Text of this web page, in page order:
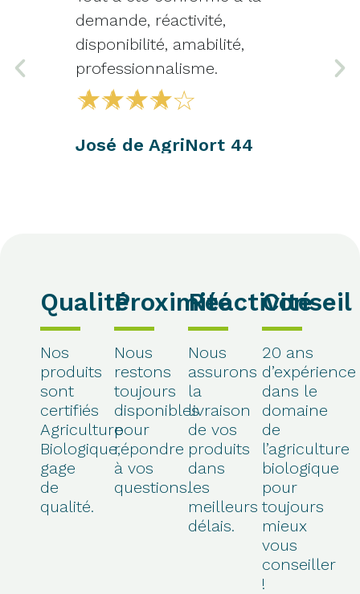
demande, réactivité,
disponibilité, amabilité,
professionnalisme.
☆☆☆☆☆
José de AgriNort 44
rapport
Qualité
Nos
produits
sont
certifiés
Agriculture
Biologique,
gage
de
qualité.
Proximité
Nous
restons
toujours
disponibles
pour
répondre
à vos
questions.
Réactivité
Nous
assurons
la
livraison
de vos
produits
dans
les
meilleurs
délais.
Conseil
20 ans
d’expérience
dans le
domaine
de
l’agriculture
biologique
pour
toujours
mieux
vous
conseiller
!